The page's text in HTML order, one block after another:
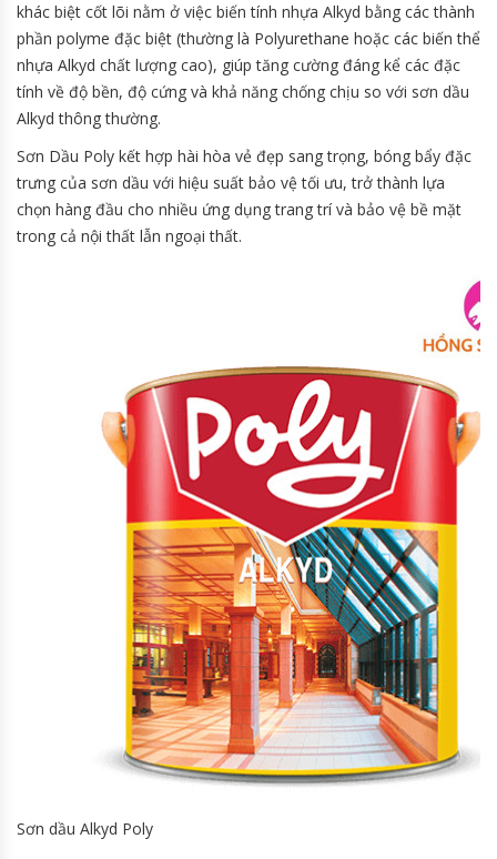
khác biệt cốt lõi nằm ở việc biến tính nhựa Alkyd bằng các thành
phần polyme đặc biệt (thường là Polyurethane hoặc các biến thể
nhựa Alkyd chất lượng cao), giúp tăng cường đáng kể các đặc
tính về độ bền, độ cứng và khả năng chống chịu so với sơn dầu
Alkyd thông thường.
Sơn Dầu Poly kết hợp hài hòa vẻ đẹp sang trọng, bóng bẩy đặc
trưng của sơn dầu với hiệu suất bảo vệ tối ưu, trở thành lựa
chọn hàng đầu cho nhiều ứng dụng trang trí và bảo vệ bề mặt
trong cả nội thất lẫn ngoại thất.
Sơn dầu Alkyd Poly